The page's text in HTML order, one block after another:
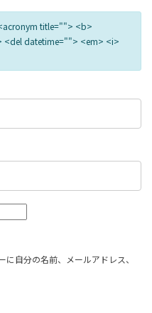
title=""> <b>
datetime=""> <em> <i>
自分の名前、メールアドレス、